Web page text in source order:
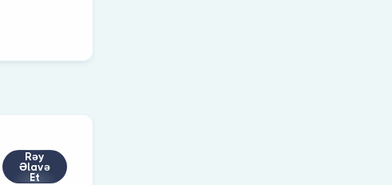
Rəy
Əlavə
Et